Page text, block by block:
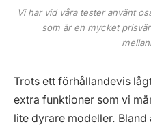
Vi har vid våra tester använt
som är en mycket
Trots ett förhållandevis
extra funktioner som vi
lite dyrare modeller. Bland